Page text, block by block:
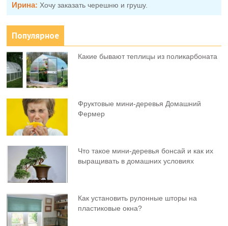
Ирина: Хочу заказать черешню и грушу.
Популярное
Какие бывают теплицы из поликарбоната
Фруктовыe мини-деревья Домашний
Фермер
Что такое мини-деревья бонсай и как их
выращивать в домашних условиях
Как установить рулонные шторы на
пластиковые окна?